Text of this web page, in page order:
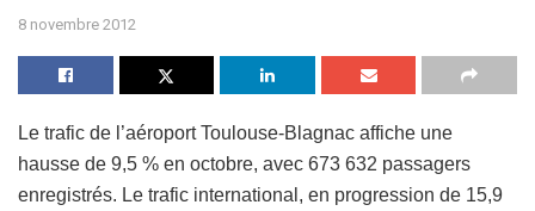
8 novembre 2012
Le trafic de l’aéroport Toulouse-Blagnac affiche une
hausse de 9,5 % en octobre, avec 673 632 passagers
enregistrés. Le trafic international, en progression de 15,9